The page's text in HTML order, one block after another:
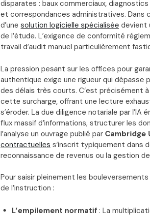
disparates : baux commerciaux,
et correspondances administratives. Dans
d’une solution logicielle spécialisée devient
de l’étude. L’exigence de conformité
travail d’audit manuel particulièrement
La pression pesant sur les offices pour
authentique exige une rigueur qui
des délais très courts. C’est précisément
cette surcharge, offrant une lecture
s’éroder. La due diligence notariale par
flux massif d’informations, structurer les
l’analyse un ouvrage publié par Cambridge
contractuelles s’inscrit typiquement dans
reconnaissance de revenus ou la gestion
Pour saisir pleinement les
de l’instruction :
L’empilement normatif: La